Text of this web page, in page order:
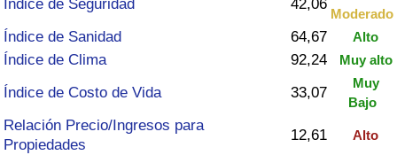
Índice de Seguridad 42,06
Moderado
Índice de Sanidad 64,67 Alto
Índice de Clima 92,24 Muy alto
Índice de Costo de Vida 33,07
Muy
Bajo
Relación Precio/Ingresos para
Propiedades
12,61 Alto
Índice de Criminalidad
Índice de criminalidad por país
Sanidad